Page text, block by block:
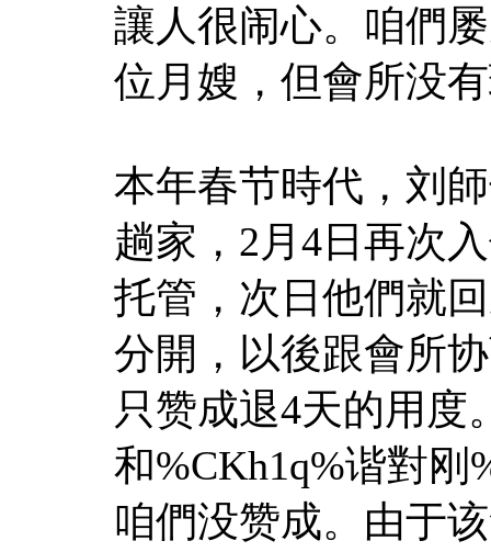
讓人很闹心。咱們
位月嫂，但會所没
本年春节時代，刘
趟家，2月4日再次
托管，次日他們就
分開，以後跟會所
只赞成退4天的用度
和%CKh1q%谐對刚
咱們没赞成。由于